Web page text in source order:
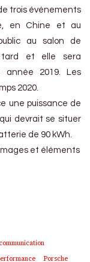
trois événements
en Chine et au
au salon de
tard et elle sera
2019. Les
2020.
une puissance de
devrait se situer
de 90 kWh.
et éléments
communication
Porsche